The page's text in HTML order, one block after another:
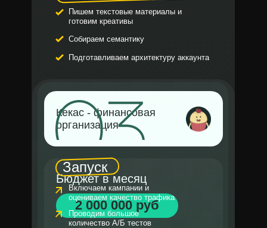
2 000 000 руб
Бюджет в месяц
Кекас - финансовая
организация
Включаем кампании и
оцениваем качество трафика
Проводим большое
количество А/Б тестов
Запуск
Пишем текстовые материалы и
готовим креативы
Собираем семантику
Подготавливаем архитектуру аккаунта